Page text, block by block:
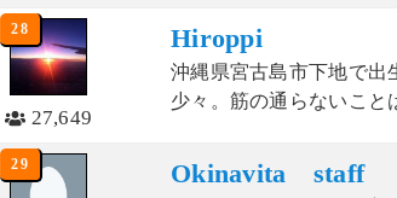
28
27,649
Hiroppi
沖縄県宮古島市下地で出
少々。筋の通らないこと
29 Okinavita staff